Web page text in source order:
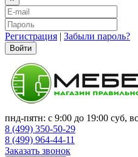
Регистрация | Забыли пароль?
Войти
пнд-пятн: с 9:00 до 19:00 суб,
8 (499) 350-50-29
8 (499) 964-44-11
Заказать звонок